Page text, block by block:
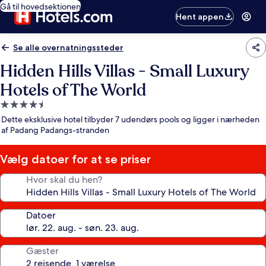
Gå til hovedsektionen
Hent appen
Se alle overnatningssteder
Hidden Hills Villas - Small Luxury
Hotels of The World
4.5-
stjernet
overnatningssted
Dette eksklusive hotel tilbyder 7 udendørs pools og ligger i nærheden
af Padang Padangs-stranden
Vælg datoer for at se priser
Hvor skal du hen?
Datoer
Gæster